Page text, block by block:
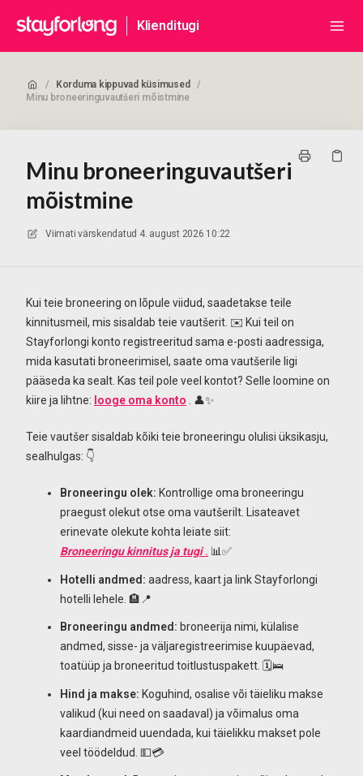
Klienditugi
/ Korduma kippuvad küsimused
/
Minu broneeringuvautšeri mõistmine
Minu broneeringuvautšeri
mõistmine
Viimati värskendatud 4. august 2026 10:22
Kui teie broneering on lõpule viidud, saadetakse teile
kinnitusmeil, mis sisaldab teie vautšerit. ✉️ Kui teil on
Stayforlongi konto registreeritud sama e-posti aadressiga,
mida kasutati broneerimisel, saate oma vautšerile ligi
pääseda ka sealt. Kas teil pole veel kontot? Selle loomine on
kiire ja lihtne: looge oma konto . 👤✨
Teie vautšer sisaldab kõiki teie broneeringu olulisi üksikasju,
sealhulgas: 👇
Broneeringu olek: Kontrollige oma broneeringu
praegust olekut otse oma vautšerilt. Lisateavet
erinevate olekute kohta leiate siit:
Broneeringu kinnitus ja tugi. 📊✅
Hotelli andmed: aadress, kaart ja link Stayforlongi
hotelli lehele. 🏨📍
Broneeringu andmed: broneerija nimi, külalise
andmed, sisse- ja väljaregistreerimise kuupäevad,
toatüüp ja broneeritud toitlustuspakett. 🗓️🛌
Hind ja makse: Koguhind, osalise või täieliku makse
valikud (kui need on saadaval) ja võimalus oma
kaardiandmeid uuendada, kui täielikku makset pole
veel töödeldud. 💵💳